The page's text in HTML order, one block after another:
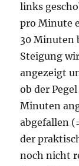
links
pro Minute
30 Minuten
Steigung
angezeigt
ob der
Minuten
abgefallen
der
noch nicht